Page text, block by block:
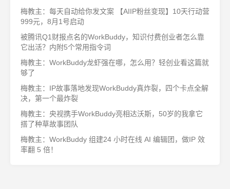
梅教主：每天自动给你发文案 【AIIP粉丝变现】10天行动营
999元，8月1号启动
被腾讯Q1财报点名的WorkBuddy，知识付费创业者怎么靠
它出活？内附5个常用指令词
梅教主：WorkBuddy龙虾强在哪，怎么用？轻创业看这篇就
够了
梅教主：IP故事落地发现WorkBuddy真炸裂，四个卡点全解
决，第一个最炸裂
梅教主：央视携手WorkBuddy亮相达沃斯，50岁的我拿它
搭了种草故事团队
梅教主：WorkBuddy 组建24 小时在线 AI 编辑团，做IP 效
率翻 5 倍！